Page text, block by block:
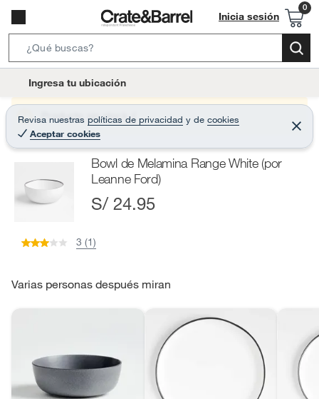
Inicia sesión
e
r
c
B
t
n
Ingresa tu ubicación
Revisa nuestras políticas de privacidad y de cookies
Aceptar cookies
C
e
r
Producto sin stock :(
Bowl de Melamina Range White (por
Leanne Ford)
S/ 24.95
3 (1)
Varias personas después miran